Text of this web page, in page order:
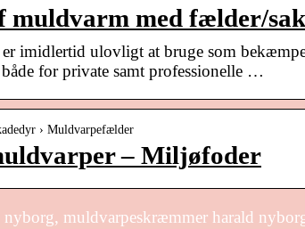
muldvarm med fælder/
imidlertid ulovligt at bruge som
for private samt professionelle …
› Muldvarpefælder
– Miljøfoder
muldvarpeskræmmer harald